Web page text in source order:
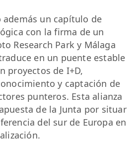
además un capítulo de
con la firma de un
Research Park y Málaga
en un puente estable
proyectos de I+D,
y captación de
punteros. Esta alianza
de la Junta por situar
del sur de Europa en